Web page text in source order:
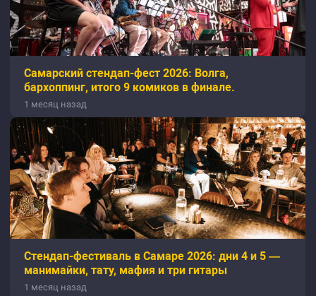
Самарский стендап-фест 2026: Волга,
бархоппинг, итого 9 комиков в финале.
1 месяц назад
Стендап-фестиваль в Самаре 2026: дни 4 и 5 —
манимайки, тату, мафия и три гитары
1 месяц назад